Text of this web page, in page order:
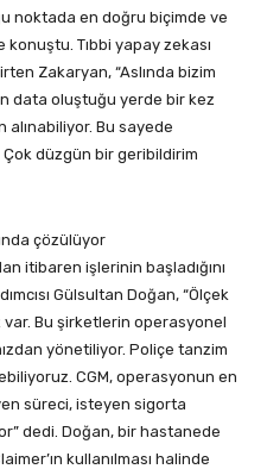
noktada en doğru biçimde ve
Tıbbi yapay zekası
Zakaryan, “Aslında bizim
data oluştuğu yerde bir kez
Bu sayede
düzgün bir geribildirim
çözülüyor
itibaren işlerinin başladığını
Gülsultan Doğan, “Ölçek
Bu şirketlerin operasyonel
yönetiliyor. Poliçe tanzim
CGM, operasyonun en
süreci, isteyen sigorta
dedi. Doğan, bir hastanede
kullanılması halinde